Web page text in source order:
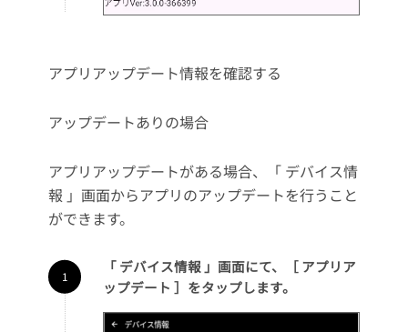
アプリアップデート情報を確認する
アップデートありの場合
アプリアップデートがある場合、「 デバイス情
報 」画面からアプリのアップデートを行うこと
ができます。
「 デバイス情報 」画面にて、［ アプリア
ップデート ］をタップします。